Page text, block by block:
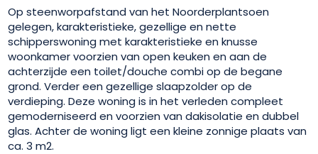
Op steenworpafstand van het Noorderplantsoen
gelegen, karakteristieke, gezellige en nette
schipperswoning met karakteristieke en knusse
woonkamer voorzien van open keuken en aan de
achterzijde een toilet/douche combi op de begane
grond. Verder een gezellige slaapzolder op de
verdieping. Deze woning is in het verleden compleet
gemoderniseerd en voorzien van dakisolatie en dubbel
glas. Achter de woning ligt een kleine zonnige plaats van
ca. 3 m2.